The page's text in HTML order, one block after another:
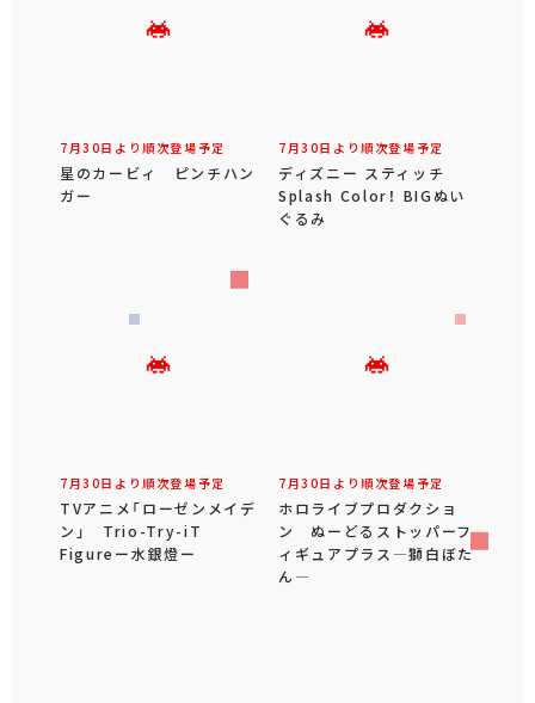
7月30日より順次登場予定
星のカービィ ピンチハン
ガー
7月30日より順次登場予定
ディズニー スティッチ
Splash Color！ BIGぬい
ぐるみ
7月30日より順次登場予定
TVアニメ「ローゼンメイデ
ン」 Trio-Try-iT
Figureー水銀燈ー
7月30日より順次登場予定
ホロライブプロダクショ
ン ぬーどるストッパーフ
ィギュアプラス―獅白ぼた
ん―